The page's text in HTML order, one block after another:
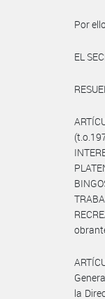
Por
EL
la